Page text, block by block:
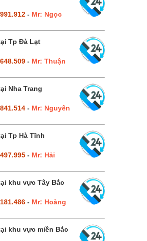
- Mr: Ngọc
Tp Đà Lạt
- Mr: Thuận
Nha Trang
- Mr: Nguyên
Tp Hà Tĩnh
- Mr: Hải
khu vực Tây Bắc
- Mr: Hoàng
khu vực miền Bắc